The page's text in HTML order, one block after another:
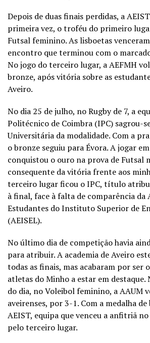
Depois de duas finais perdidas, a
primeira vez, o troféu do primeiro
Futsal feminino. As lisboetas
encontro que terminou com o
No jogo do terceiro lugar, a AEFMH
bronze, após vitória sobre as
Aveiro.
No dia 25 de julho, no Rugby de 7, a
Politécnico de Coimbra (IPC) sagrou-
Universitária da modalidade. Com a
o bronze seguiu para Évora. A jogar
conquistou o ouro na prova de Futsal
consequente da vitória frente aos
terceiro lugar ficou o IPC, título
à final, face à falta de comparência da
Estudantes do Instituto Superior de
(AEISEL).
No último dia de competição havia
para atribuir. A academia de Aveiro
todas as finais, mas acabaram por ser
atletas do Minho a estar em
do dia, no Voleibol feminino, a AAUM
aveirenses, por 3-1. Com a medalha
AEIST, equipa que venceu a anfitriã
pelo terceiro lugar.